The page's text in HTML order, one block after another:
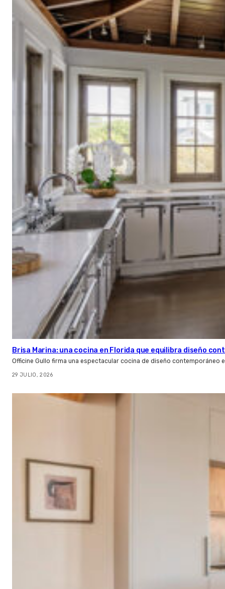
Brisa Marina: una cocina en Florida que equilibra diseño
Officine Gullo firma una espectacular cocina de diseño contemporáneo
29 JULIO, 2026